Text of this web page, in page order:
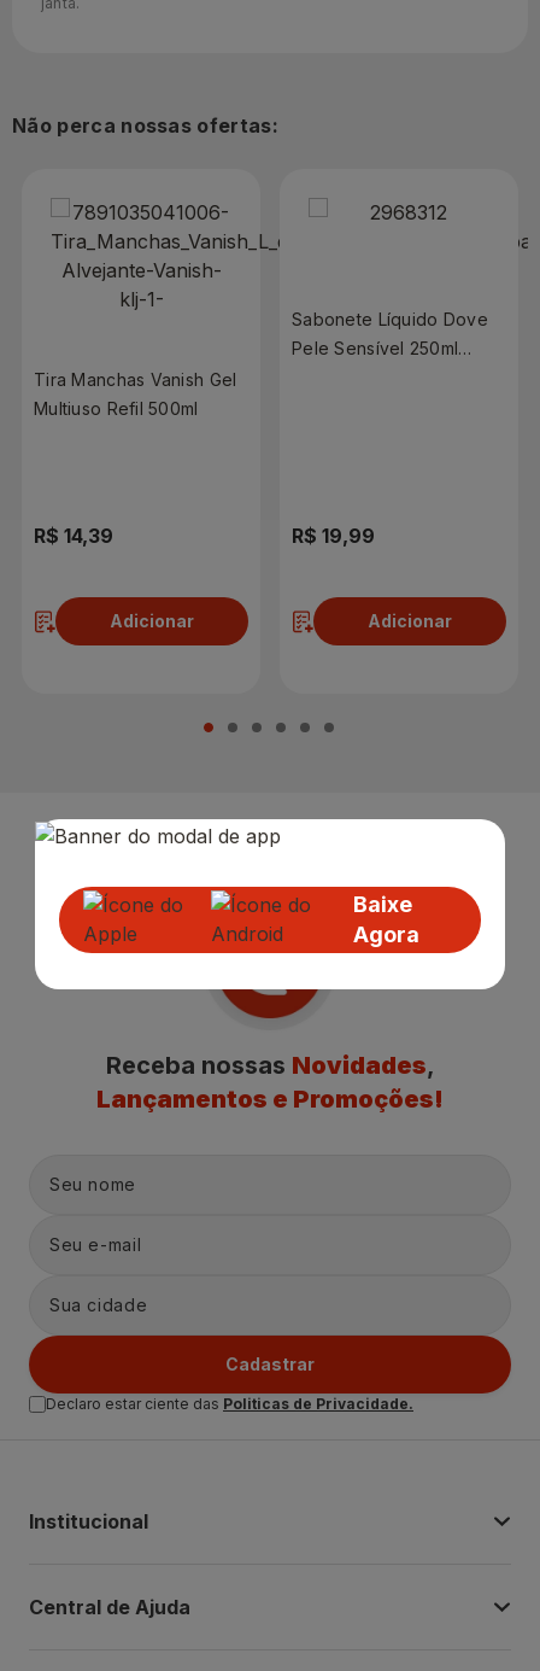
Não perca nossas ofertas:
Tira Manchas Vanish Gel
Multiuso Refil 500ml
R$ 14,39
Adicionar
Sabonete Líquido Dove
Pele Sensível 250ml
R$ 19,99
Adicionar
Baixe
Agora
Receba nossas Novidades,
Lançamentos e Promoções!
Cadastrar
Declaro estar ciente das Politicas de Privacidade.
Institucional
Central de Ajuda